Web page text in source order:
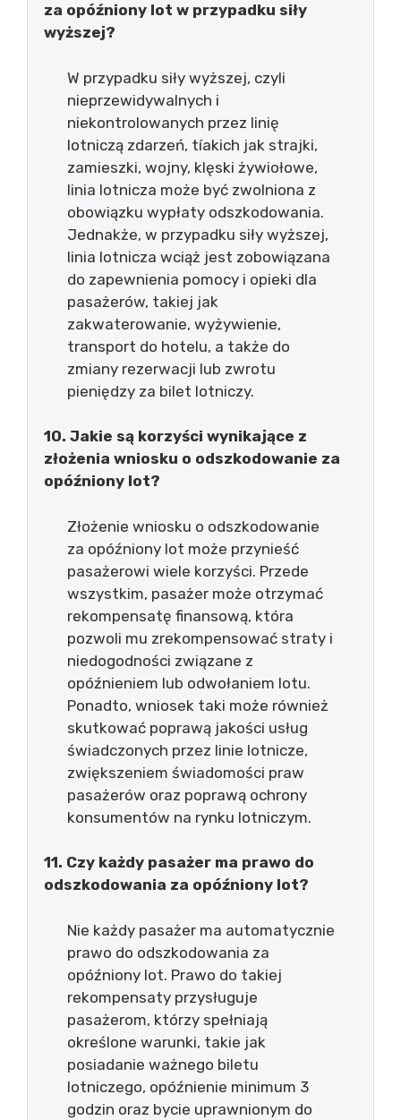
za opóźniony lot w przypadku siły
wyższej?
W przypadku siły wyższej, czyli
nieprzewidywalnych i
niekontrolowanych przez linię
lotniczą zdarzeń, tíakich jak strajki,
zamieszki, wojny, klęski żywiołowe,
linia lotnicza może być zwolniona z
obowiązku wypłaty odszkodowania.
Jednakże, w przypadku siły wyższej,
linia lotnicza wciąż jest zobowiązana
do zapewnienia pomocy i opieki dla
pasażerów, takiej jak
zakwaterowanie, wyżywienie,
transport do hotelu, a także do
zmiany rezerwacji lub zwrotu
pieniędzy za bilet lotniczy.
10. Jakie są korzyści wynikające z
złożenia wniosku o odszkodowanie za
opóźniony lot?
Złożenie wniosku o odszkodowanie
za opóźniony lot może przynieść
pasażerowi wiele korzyści. Przede
wszystkim, pasażer może otrzymać
rekompensatę finansową, która
pozwoli mu zrekompensować straty i
niedogodności związane z
opóźnieniem lub odwołaniem lotu.
Ponadto, wniosek taki może również
skutkować poprawą jakości usług
świadczonych przez linie lotnicze,
zwiększeniem świadomości praw
pasażerów oraz poprawą ochrony
konsumentów na rynku lotniczym.
11. Czy każdy pasażer ma prawo do
odszkodowania za opóźniony lot?
Nie każdy pasażer ma automatycznie
prawo do odszkodowania za
opóźniony lot. Prawo do takiej
rekompensaty przysługuje
pasażerom, którzy spełniają
określone warunki, takie jak
posiadanie ważnego biletu
lotniczego, opóźnienie minimum 3
godzin oraz bycie uprawnionym do